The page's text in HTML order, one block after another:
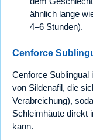
ähnlich lange
4–6 Stunden).
Cenforce
Cenforce Sublingual
von Sildenafil, die
Verabreichung),
Schleimhäute direkt
kann.